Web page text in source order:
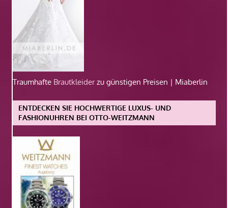
Traumhafte Brautkleiderzu günstigen Preisen | Miaberlin
ENTDECKEN SIE HOCHWERTIGE LUXUS- UND
FASHIONUHREN BEI OTTO-WEITZMANN